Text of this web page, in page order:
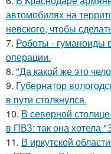
автомобилях на
невского, чтобы
7. Роботы - гуманоиды
операции.
8. "Да какой же это
9. Губернатор
в пути столкнулся.
10. В северной
в ПВЗ: так она хотела
11. В иркутской